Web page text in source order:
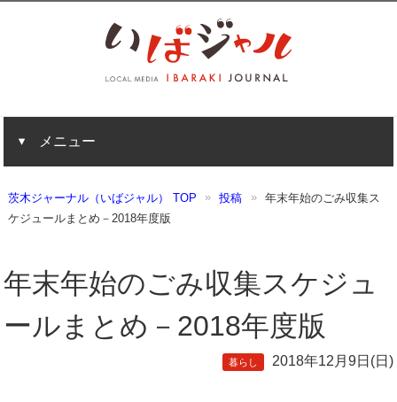
メニュー
茨木ジャーナル（いばジャル） TOP 投稿
年末年始のごみ収集ス
ケジュールまとめ－2018年度版
年末年始のごみ収集スケジュ
ールまとめ－2018年度版
暮らし 2018年12月9日(日)